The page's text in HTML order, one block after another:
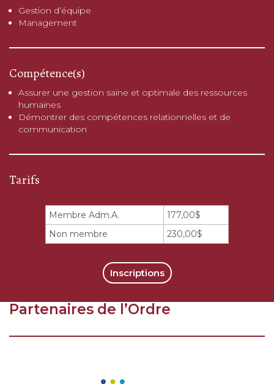
Gestion d’équipe
Management
Compétence(s)
Assurer une gestion saine et optimale des ressources
humaines
Démontrer des compétences relationnelles et de
communication
Tarifs
Membre Adm.A.
177,00$
Non membre
230,00$
Inscriptions
Partenaires de l’Ordre